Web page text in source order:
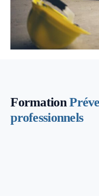
Formation
professionnels